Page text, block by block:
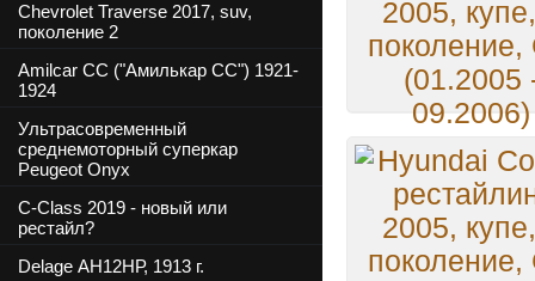
Chevrolet Traverse 2017, suv,
поколение 2
Amilcar CC ("Амилькар СС") 1921-
1924
Ультрасовременный
среднемоторный суперкар
Peugeot Onyx
C-Class 2019 - новый или
рестайл?
Delage АН12НР, 1913 г.